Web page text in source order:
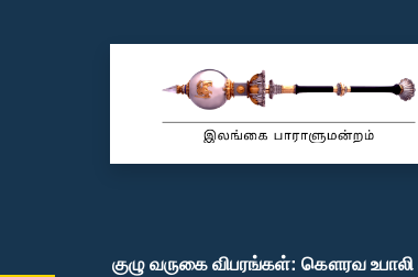
குழு வருகை விபரங்கள்: கௌரவ உபாலி